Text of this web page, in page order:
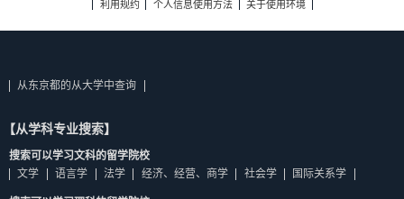
利用规约
个人信息使用方法 关于使用环境
从东京都的从大学中查询
【从学科专业搜索】
搜索可以学习文科的留学院校
文学
语言学 法学 经济、经营、商学 社会学 国际关系学